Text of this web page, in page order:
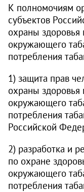
К полномочиям
субъектов
охраны здоровья
окружающего
потребления
1) защита прав
охраны здоровья
окружающего
потребления
Российской
2) разработка и
по охране
окружающего
потребления